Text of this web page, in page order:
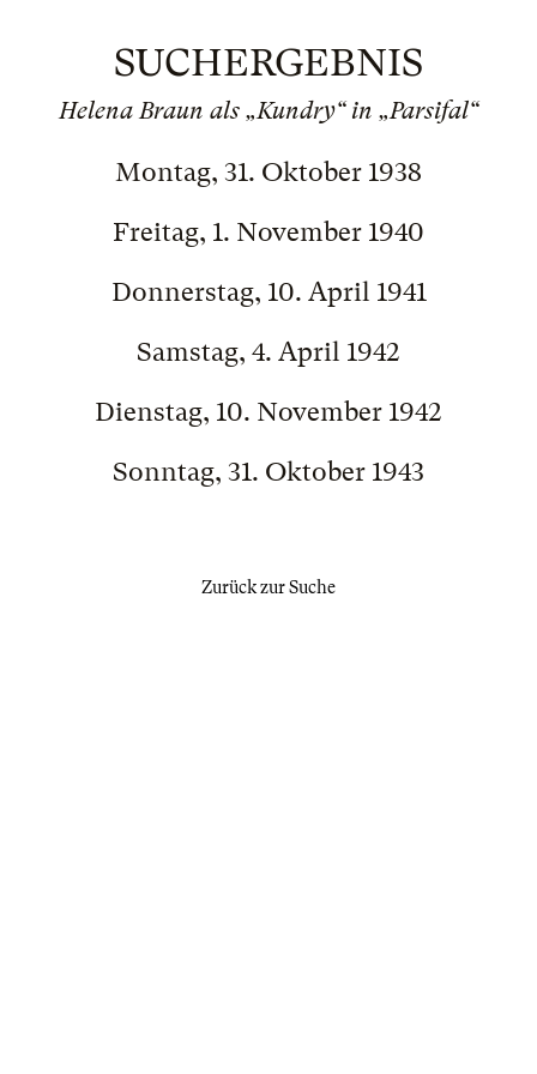
SUCHERGEBNIS
Helena Braun als „Kundry“ in „Parsifal“
Montag, 31. Oktober 1938
Freitag, 1. November 1940
Donnerstag, 10. April 1941
Samstag, 4. April 1942
Dienstag, 10. November 1942
Sonntag, 31. Oktober 1943
Zurück zur Suche